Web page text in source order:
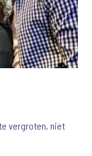
vergroten, niet